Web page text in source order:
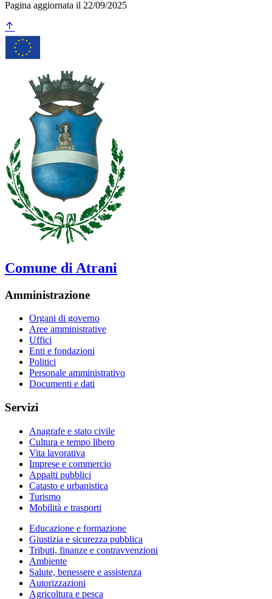
Pagina aggiornata il 22/09/2025
Comune di Atrani
Amministrazione
Organi di governo
Aree amministrative
Uffici
Enti e fondazioni
Politici
Personale amministrativo
Documenti e dati
Servizi
Anagrafe e stato civile
Cultura e tempo libero
Vita lavorativa
Imprese e commercio
Appalti pubblici
Catasto e urbanistica
Turismo
Mobilità e trasporti
Educazione e formazione
Giustizia e sicurezza pubblica
Tributi, finanze e contravvenzioni
Ambiente
Salute, benessere e assistenza
Autorizzazioni
Agricoltura e pesca